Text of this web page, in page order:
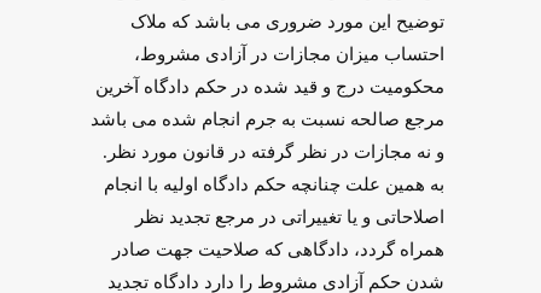
توضیح این مورد ضروری می باشد که ملاک
احتساب میزان مجازات در آزادی مشروط،
محکومیت درج و قید شده در حکم دادگاه آخرین
مرجع صالحه نسبت به جرم انجام شده می باشد
و نه مجازات در نظر گرفته در قانون مورد نظر.
به همین علت چنانچه حکم دادگاه اولیه با انجام
اصلاحاتی و یا تغییراتی در مرجع تجدید نظر
همراه گردد، دادگاهی که صلاحیت‌ جهت صادر
شدن حکم آزادی مشروط را دارد دادگاه تجدید